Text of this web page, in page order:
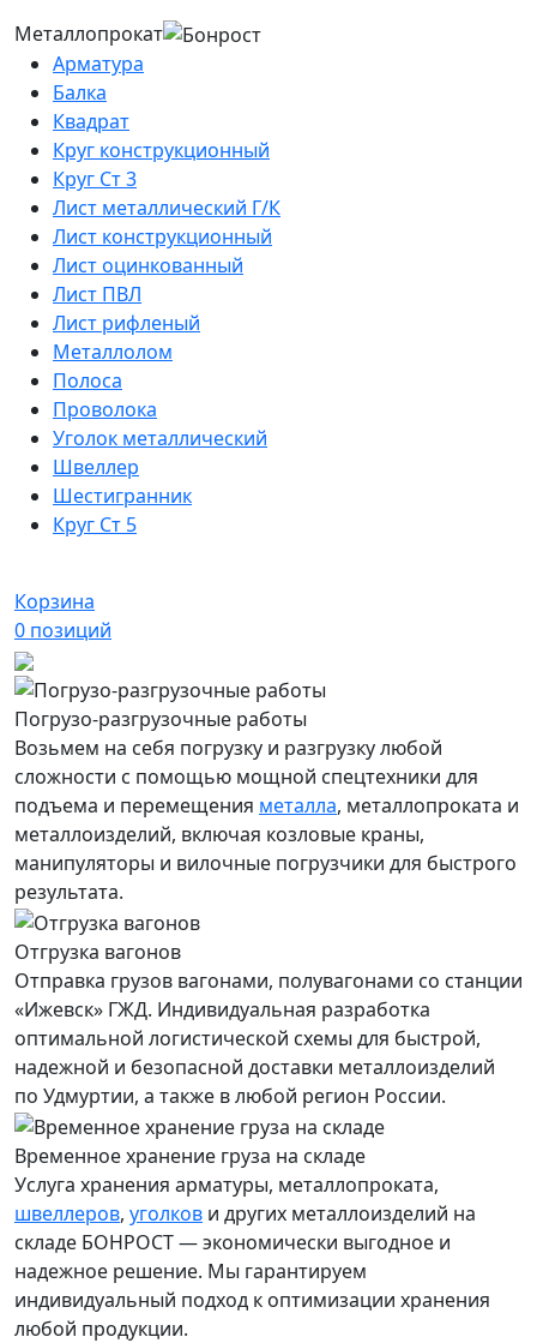
Металлопрокат
Арматура
Балка
Квадрат
Круг конструкционный
Круг Ст 3
Лист металлический Г/К
Лист конструкционный
Лист оцинкованный
Лист ПВЛ
Лист рифленый
Металлолом
Полоса
Проволока
Уголок металлический
Швеллер
Шестигранник
Круг Ст 5
Корзина
0 позиций
Погрузо-разгрузочные работы
Возьмем на себя погрузку и разгрузку любой
сложности с помощью мощной спецтехники для
подъема и перемещения металла, металлопроката и
металлоизделий, включая козловые краны,
манипуляторы и вилочные погрузчики для быстрого
результата.
Отгрузка вагонов
Отправка грузов вагонами, полувагонами со станции
«Ижевск» ГЖД. Индивидуальная разработка
оптимальной логистической схемы для быстрой,
надежной и безопасной доставки металлоизделий
по Удмуртии, а также в любой регион России.
Временное хранение груза на складе
Услуга хранения арматуры, металлопроката,
швеллеров, уголков и других металлоизделий на
складе БОНРОСТ — экономически выгодное и
надежное решение. Мы гарантируем
индивидуальный подход к оптимизации хранения
любой продукции.